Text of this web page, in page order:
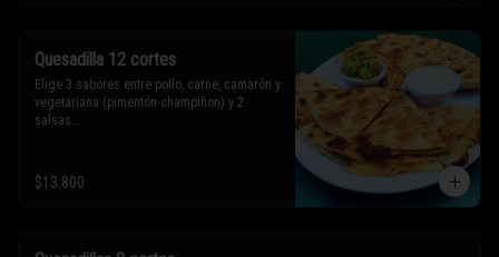
Quesadilla 12 cortes
Elige 3 sabores entre pollo, carne, camarón y
vegetariana (pimentón-champiñon) y 2
salsas.
* Los ingredientes no son intercambiables.
Sólo puedes solicitar eliminar un
$13.800